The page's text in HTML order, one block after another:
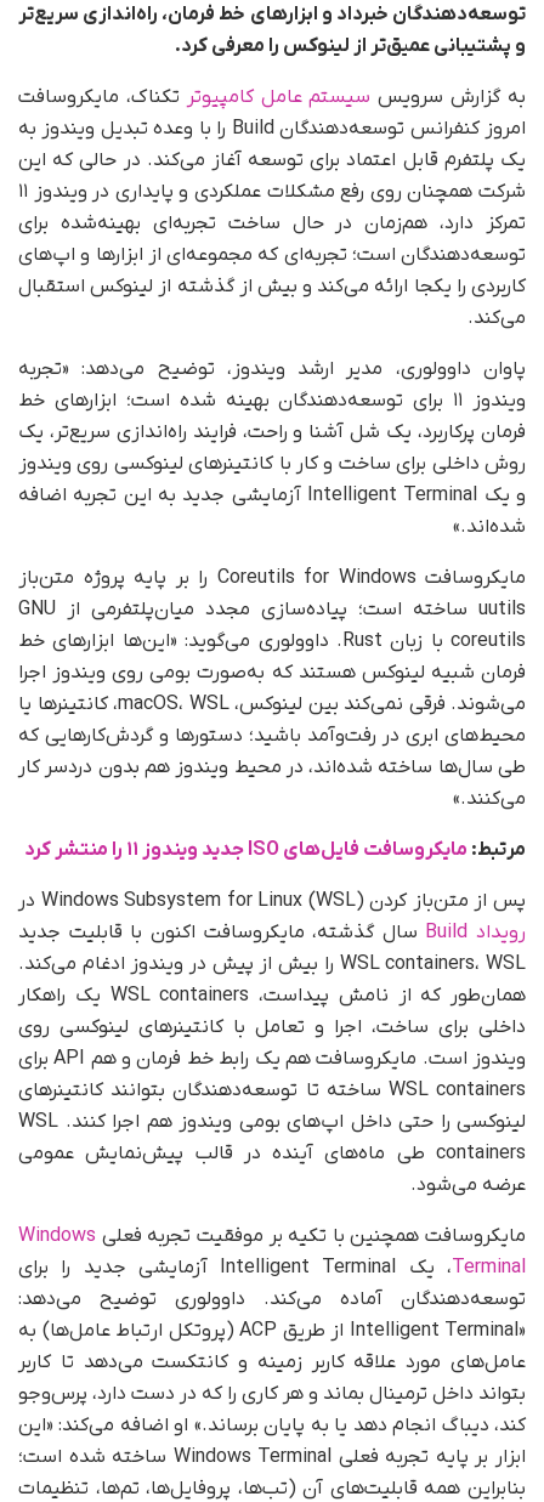
توسعه‌دهندگان خبرداد و ابزارهای خط فرمان، راه‌اندازی سریع‌تر
و پشتیبانی عمیق‌تر از لینوکس را معرفی کرد.
به گزارش سرویس سیستم عامل کامپیوتر تکناک، مایکروسافت
امروز کنفرانس توسعه‌دهندگان Build را با وعده تبدیل ویندوز به
یک پلتفرم قابل اعتماد برای توسعه آغاز می‌کند. در حالی که این
شرکت همچنان روی رفع مشکلات عملکردی و پایداری در ویندوز ۱۱
تمرکز دارد، هم‌زمان در حال ساخت تجربه‌ای بهینه‌شده برای
توسعه‌دهندگان است؛ تجربه‌ای که مجموعه‌ای از ابزارها و اپ‌های
کاربردی را یکجا ارائه می‌کند و بیش از گذشته از لینوکس استقبال
می‌کند.
پاوان داوولوری، مدیر ارشد ویندوز، توضیح می‌دهد: «تجربه
ویندوز ۱۱ برای توسعه‌دهندگان بهینه شده است؛ ابزارهای خط
فرمان پرکاربرد، یک شل آشنا و راحت، فرایند راه‌اندازی سریع‌تر، یک
روش داخلی برای ساخت و کار با کانتینرهای لینوکسی روی ویندوز
و یک Intelligent Terminal آزمایشی جدید به این تجربه اضافه
شده‌اند.»
مایکروسافت Coreutils for Windows را بر پایه پروژه متن‌باز
uutils ساخته است؛ پیاده‌سازی مجدد میان‌پلتفرمی از GNU
coreutils با زبان Rust. داوولوری می‌گوید: «این‌ها ابزارهای خط
فرمان شبیه لینوکس هستند که به‌صورت بومی روی ویندوز اجرا
می‌شوند. فرقی نمی‌کند بین لینوکس، macOS، WSL، کانتینرها یا
محیط‌های ابری در رفت‌وآمد باشید؛ دستورها و گردش‌کارهایی که
طی سال‌ها ساخته شده‌اند، در محیط ویندوز هم بدون دردسر کار
می‌کنند.»
مرتبط: مایکروسافت فایل‌های ISO جدید ویندوز ۱۱ را منتشر کرد
پس از متن‌باز کردن Windows Subsystem for Linux (WSL) در
رویداد Build
سال گذشته، مایکروسافت اکنون با قابلیت جدید
WSL containers، WSL را بیش از پیش در ویندوز ادغام می‌کند.
همان‌طور که از نامش پیداست، WSL containers یک راهکار
داخلی برای ساخت، اجرا و تعامل با کانتینرهای لینوکسی روی
ویندوز است. مایکروسافت هم یک رابط خط فرمان و هم API برای
WSL containers ساخته تا توسعه‌دهندگان بتوانند کانتینرهای
لینوکسی را حتی داخل اپ‌های بومی ویندوز هم اجرا کنند. WSL
containers طی ماه‌های آینده در قالب پیش‌نمایش عمومی
عرضه می‌شود.
مایکروسافت همچنین با تکیه بر موفقیت تجربه فعلی Windows
Terminal
، یک Intelligent Terminal آزمایشی جدید را برای
توسعه‌دهندگان آماده می‌کند. داوولوری توضیح می‌دهد:
«Intelligent Terminal از طریق ACP (پروتکل ارتباط عامل‌ها) به
عامل‌های مورد علاقه کاربر زمینه و کانتکست می‌دهد تا کاربر
بتواند داخل ترمینال بماند و هر کاری را که در دست دارد، پرس‌وجو
کند، دیباگ انجام دهد یا به پایان برساند.» او اضافه می‌کند: «این
ابزار بر پایه تجربه فعلی Windows Terminal ساخته شده است؛
بنابراین همه قابلیت‌های آن (تب‌ها، پروفایل‌ها، تم‌ها، تنظیمات